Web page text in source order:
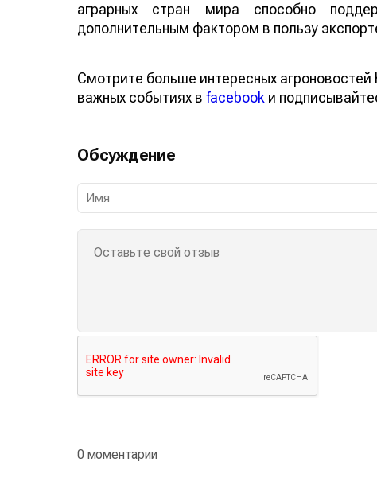
аграрных стран мира способно
дополнительным фактором в пользу
Смотрите больше интересных
важных событиях в facebook и
Обсуждение
0 моментарии